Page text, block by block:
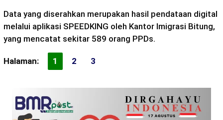
Data yang diserahkan merupakan hasil pendataan digital
melalui aplikasi SPEEDKING oleh Kantor Imigrasi Bitung,
yang mencatat sekitar 589 orang PPDs.
Halaman: 1 2 3